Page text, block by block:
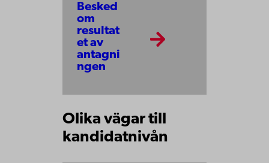
Besked
om
resultat
et av
antagni
ngen
Olika vägar till
kandidatnivån